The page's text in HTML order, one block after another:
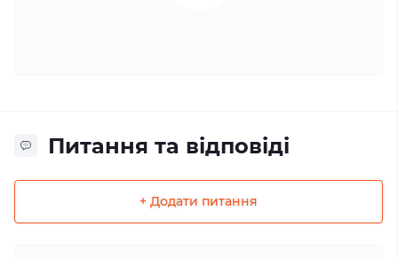
Питання та відповіді
+ Додати питання